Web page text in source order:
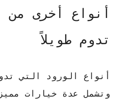
أنواع أخرى من
تدوم طويلاً
أنواع الورود التي
وتشمل عدة خيارات